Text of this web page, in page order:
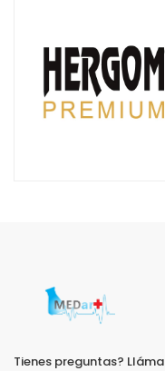
Tienes preguntas?